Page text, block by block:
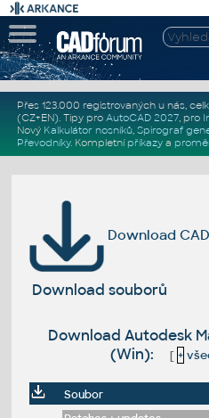
Přes 123.000 registrovaných u nás,
(CZ+EN). Tipy pro AutoCAD 2027, pro
Nový Kalkulátor nosníků, Spirograf
Převodníky. Kompletní příkazya
Download
Download souborů
Download Autodesk
(Win):
[ +
Soubor